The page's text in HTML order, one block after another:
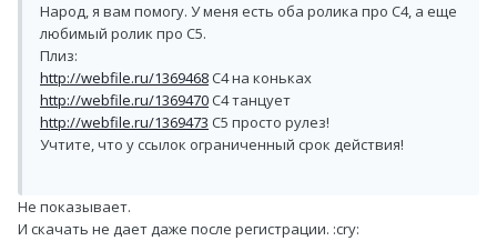
Народ, я вам помогу. У меня есть оба ролика про С4, а еще
любимый ролик про С5.
Плиз:
http://webfile.ru/1369468С4 на коньках
http://webfile.ru/1369470С4 танцует
http://webfile.ru/1369473 С5 просто рулез!
Учтите, что у ссылок ограниченный срок действия!
Не показывает.
И скачать не дает даже после регистрации. :cry: